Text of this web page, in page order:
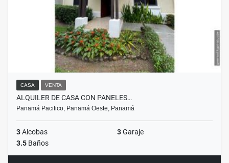
CASA VENTA
ALQUILER DE CASA CON PANELES…
Panamá Pacifico, Panamá Oeste, Panamá
3Alcobas 3Garaje
3.5 Baños